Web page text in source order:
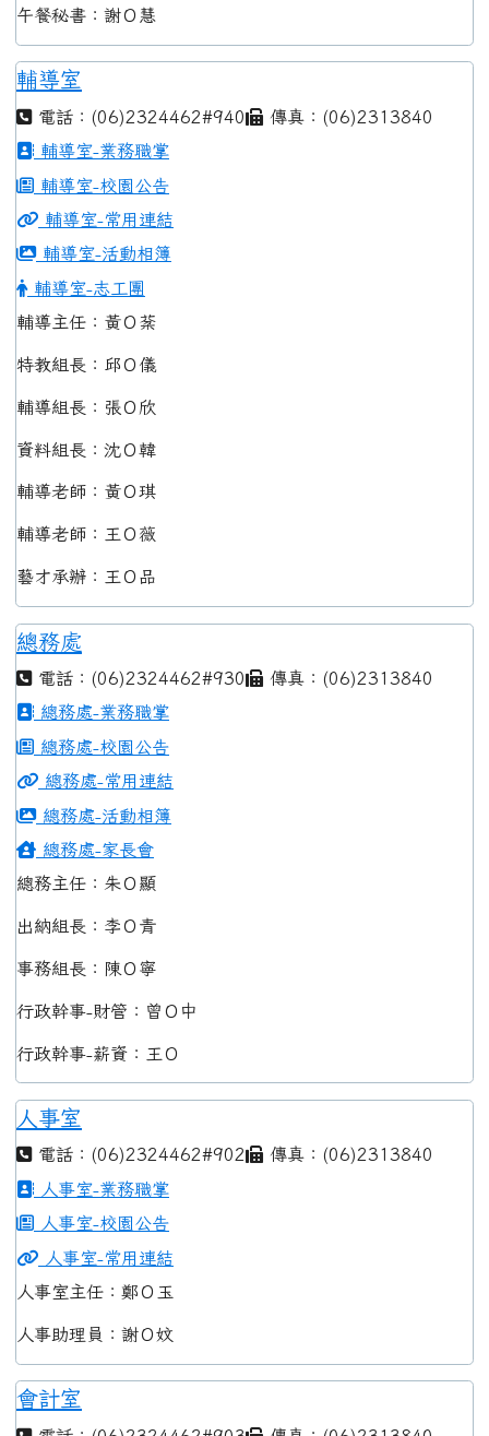
午餐秘書：謝Ｏ慧
輔導室
電話：(06)2324462#940
傳真：(06)2313840
輔導室-業務職掌
輔導室-校園公告
輔導室-常用連結
輔導室-活動相簿
輔導室-志工團
輔導主任：黃Ｏ棻
特教組長：邱Ｏ儀
輔導組長：張Ｏ欣
資料組長：沈Ｏ韓
輔導老師：黃Ｏ琪
輔導老師：王Ｏ薇
藝才承辦：王Ｏ品
總務處
電話：(06)2324462#930
傳真：(06)2313840
總務處-業務職掌
總務處-校園公告
總務處-常用連結
總務處-活動相簿
總務處-家長會
總務主任：朱Ｏ顯
出納組長：李Ｏ青
事務組長：陳Ｏ寧
行政幹事-財管：曾Ｏ中
行政幹事-薪資：王Ｏ
人事室
電話：(06)2324462#902
傳真：(06)2313840
人事室-業務職掌
人事室-校園公告
人事室-常用連結
人事室主任：鄭Ｏ玉
人事助理員：謝Ｏ妏
會計室